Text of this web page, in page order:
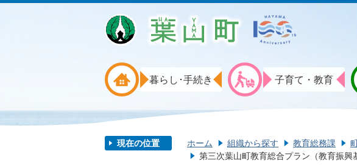
暮らし･手続き 子育て・教育
現在の位置 ホーム 組織から探す 教育総務課
第三次葉山町教育総合プラン（教育振興